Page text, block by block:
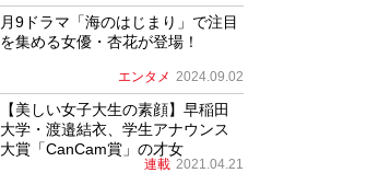
月9ドラマ「海のはじまり」で注目
を集める女優・杏花が登場！
エンタメ 2024.09.02
【美しい女子大生の素顔】早稲田
大学・渡邉結衣、学生アナウンス
大賞「CanCam賞」の才女
連載 2021.04.21